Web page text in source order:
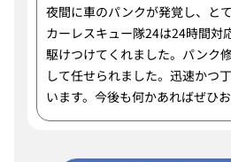
夜間に車のパンクが発覚し、と
カーレスキュー隊24は24時間対
駆けつけてくれました。パンク
して任せられました。迅速かつ
います。今後も何かあればぜひお